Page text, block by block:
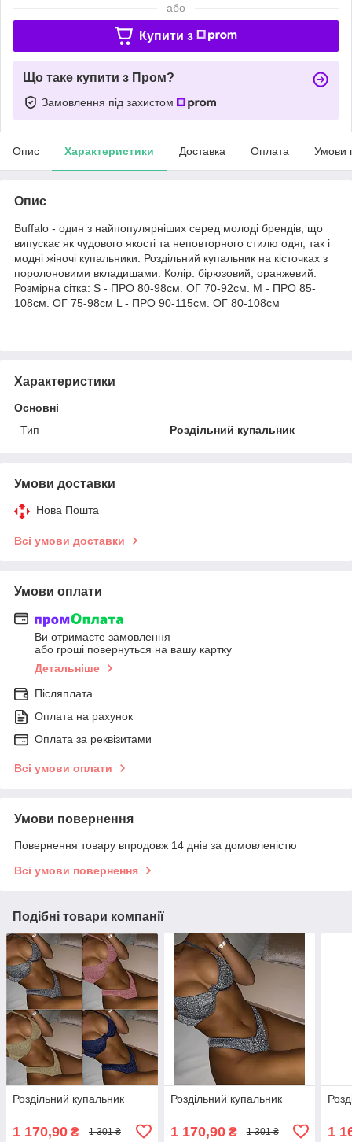
або
Купити з
Що таке купити з Пром?
Замовлення під захистом
Опис Характеристики Доставка Оплата Умови
Опис
Buffalo - один з найпопулярніших серед молоді брендів, що
випускає як чудового якості та неповторного стилю одяг, так і
модні жіночі купальники. Роздільний купальник на кісточках з
поролоновими вкладишами. Колір: бірюзовий, оранжевий.
Розмірна сітка: S - ПРО 80-98см. ОГ 70-92см. M - ПРО 85-
108см. ОГ 75-98см L - ПРО 90-115см. ОГ 80-108см
Характеристики
Основні
Тип
Роздільний купальник
Умови доставки
Нова Пошта
Всі умови доставки
Умови оплати
Ви отримаєте замовлення
або гроші повернуться на вашу картку
Детальніше
Післяплата
Оплата на рахунок
Оплата за реквізитами
Всі умови оплати
Умови повернення
Повернення товару впродовж 14 днів за домовленістю
Всі умови повернення
Подібні товари компанії
Роздільний купальник
1 170,90 ₴ 1 301 ₴
Роздільний купальник
1 170,90₴ 1 301 ₴ 1